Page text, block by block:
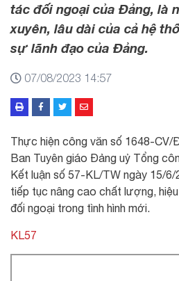
tác đối ngoại của Đảng, là
xuyên, lâu dài của cả hệ
sự lãnh đạo của Đảng.
07/08/2023 14:57
Thực hiện công văn số 1648-CV/
Ban Tuyên giáo Đảng uỷ Tổng
Kết luận số 57-KL/TW ngày 15/6/
tiếp tục nâng cao chất lượng,
đối ngoại trong tình hình mới.
KL57